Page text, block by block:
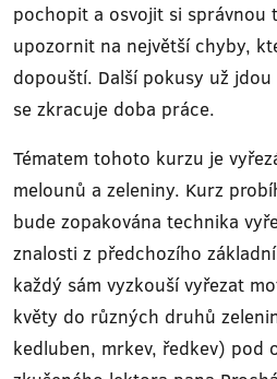
pochopit a osvojit si správnou
upozornit na největší chyby,
dopouští. Další pokusy už
se zkracuje doba práce.
Tématem tohoto kurzu je
melounů a zeleniny. Kurz
bude zopakována technika
znalosti z předchozího
každý sám vyzkouší vyřezat
květy do různých druhů
kedluben, mrkev, ředkev) pod